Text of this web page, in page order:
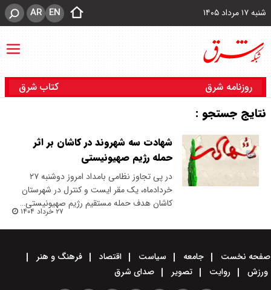
شنبه ۱۷ مرداد ۱۴۰۵ EN
AR
روزنامه شرق کتاب شرق
نتایج جستجو :
شهادت سه شهروند در کاشان بر اثر
حمله رژیم صهیونیستی
در پی تجاوز نظامی بامداد امروز دوشنبه ۲۷
خردادماه، یک مقر ایست و کنترل در شهرستان
کاشان هدف حمله مستقیم رژیم صهیونیستی…
۲۷ خرداد ۱۴۰۴
صفحه نخست جامعه سیاست اقتصاد
فرهنگ و هنر
ورزش
روایت تصویر صدای شرق